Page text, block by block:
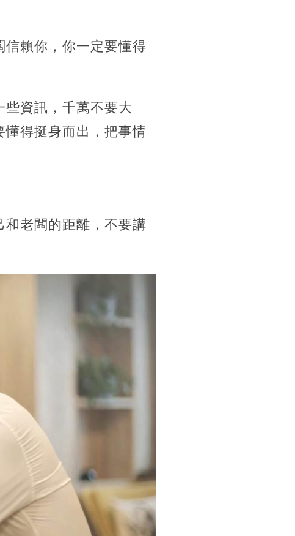
信賴你，你一定要懂得
資訊，千萬不要大
得挺身而出，把事情
老闆的距離，不要講